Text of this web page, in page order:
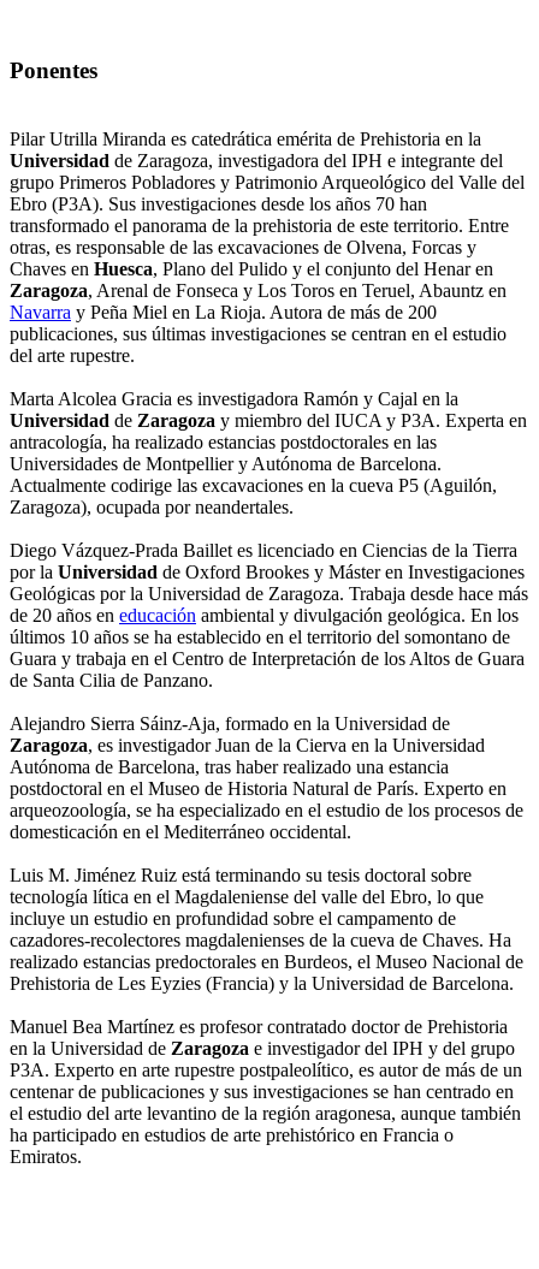
Ponentes
Pilar Utrilla Miranda es catedrática emérita de Prehistoria en la
Universidad de Zaragoza, investigadora del IPH e integrante del
grupo Primeros Pobladores y Patrimonio Arqueológico del Valle del
Ebro (P3A). Sus investigaciones desde los años 70 han
transformado el panorama de la prehistoria de este territorio. Entre
otras, es responsable de las excavaciones de Olvena, Forcas y
Chaves en Huesca, Plano del Pulido y el conjunto del Henar en
Zaragoza, Arenal de Fonseca y Los Toros en Teruel, Abauntz en
Navarra y Peña Miel en La Rioja. Autora de más de 200
publicaciones, sus últimas investigaciones se centran en el estudio
del arte rupestre.
Marta Alcolea Gracia es investigadora Ramón y Cajal en la
Universidad de Zaragoza y miembro del IUCA y P3A. Experta en
antracología, ha realizado estancias postdoctorales en las
Universidades de Montpellier y Autónoma de Barcelona.
Actualmente codirige las excavaciones en la cueva P5 (Aguilón,
Zaragoza), ocupada por neandertales.
Diego Vázquez-Prada Baillet es licenciado en Ciencias de la Tierra
por la Universidad de Oxford Brookes y Máster en Investigaciones
Geológicas por la Universidad de Zaragoza. Trabaja desde hace más
de 20 años en educación ambiental y divulgación geológica. En los
últimos 10 años se ha establecido en el territorio del somontano de
Guara y trabaja en el Centro de Interpretación de los Altos de Guara
de Santa Cilia de Panzano.
Alejandro Sierra Sáinz-Aja, formado en la Universidad de
Zaragoza, es investigador Juan de la Cierva en la Universidad
Autónoma de Barcelona, tras haber realizado una estancia
postdoctoral en el Museo de Historia Natural de París. Experto en
arqueozoología, se ha especializado en el estudio de los procesos de
domesticación en el Mediterráneo occidental.
Luis M. Jiménez Ruiz está terminando su tesis doctoral sobre
tecnología lítica en el Magdaleniense del valle del Ebro, lo que
incluye un estudio en profundidad sobre el campamento de
cazadores-recolectores magdalenienses de la cueva de Chaves. Ha
realizado estancias predoctorales en Burdeos, el Museo Nacional de
Prehistoria de Les Eyzies (Francia) y la Universidad de Barcelona.
Manuel Bea Martínez es profesor contratado doctor de Prehistoria
en la Universidad de Zaragoza e investigador del IPH y del grupo
P3A. Experto en arte rupestre postpaleolítico, es autor de más de un
centenar de publicaciones y sus investigaciones se han centrado en
el estudio del arte levantino de la región aragonesa, aunque también
ha participado en estudios de arte prehistórico en Francia o
Emiratos.